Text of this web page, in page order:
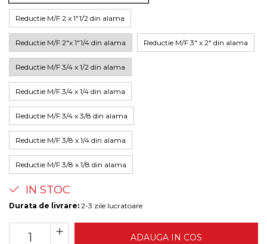
Reductie M/F 2 x 1"1/2 din alama
Reductie M/F 2"x 1"1/4 din alama Reductie M/F 3" x 2" din alama
Reductie M/F 3/4 x 1/2 din alama
Reductie M/F 3/4 x 1/4 din alama
Reductie M/F 3/4 x 3/8 din alama
Reductie M/F 3/8 x 1/4 din alama
Reductie M/F 3/8 x 1/8 din alama
IN STOC
Durata de livrare: 2-3 zile lucratoare
ADAUGA IN COS